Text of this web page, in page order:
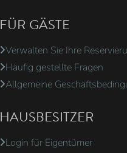
FÜR GÄSTE
Verwalten Sie Ihre
Häufig gestellte Fragen
Allgemeine
HAUSBESITZER
Login für Eigentümer